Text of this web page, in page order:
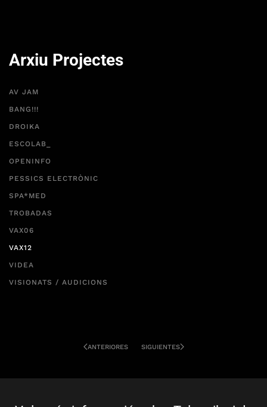
Arxiu Projectes
AV JAM
BANG!!!
DROIKA
ESCOLAB_
OPENINFO
PESSICS ELECTRÒNIC
SPA*MED
TROBADAS
VAX06
VAX12
VIDEA
VISIONATS / AUDICIONS
ANTERIORES SIGUIENTES